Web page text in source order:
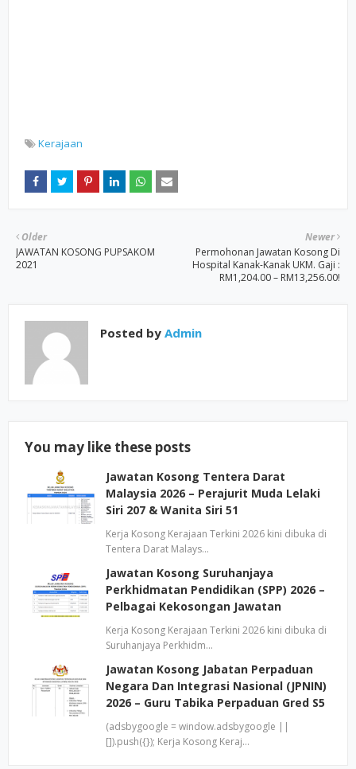
Kerajaan
Newer
Permohonan Jawatan Kosong Di
Hospital Kanak-Kanak UKM. Gaji :
RM1,204.00 – RM13,256.00!
Older
JAWATAN KOSONG PUPSAKOM
2021
Posted by Admin
You may like these posts
Jawatan Kosong Tentera Darat
Malaysia 2026 – Perajurit Muda Lelaki
Siri 207 & Wanita Siri 51
Kerja Kosong Kerajaan Terkini 2026 kini dibuka di
Tentera Darat Malays…
Jawatan Kosong Suruhanjaya
Perkhidmatan Pendidikan (SPP) 2026 –
Pelbagai Kekosongan Jawatan
Kerja Kosong Kerajaan Terkini 2026 kini dibuka di
Suruhanjaya Perkhidm…
Jawatan Kosong Jabatan Perpaduan
Negara Dan Integrasi Nasional (JPNIN)
2026 – Guru Tabika Perpaduan Gred S5
(adsbygoogle = window.adsbygoogle ||
[]).push({}); Kerja Kosong Keraj…